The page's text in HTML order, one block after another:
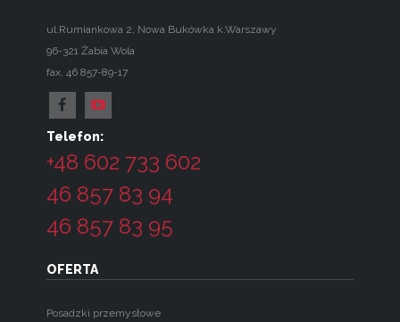
ul.Rumiankowa 2 Nowa Bukówka k.Warszawy
96-321 Żabia Wola
fax. 46 857-89-17
Telefon:
+48 602 733 602
46 857 83 94
46 857 83 95
OFERTA
Posadzki przemysłowe